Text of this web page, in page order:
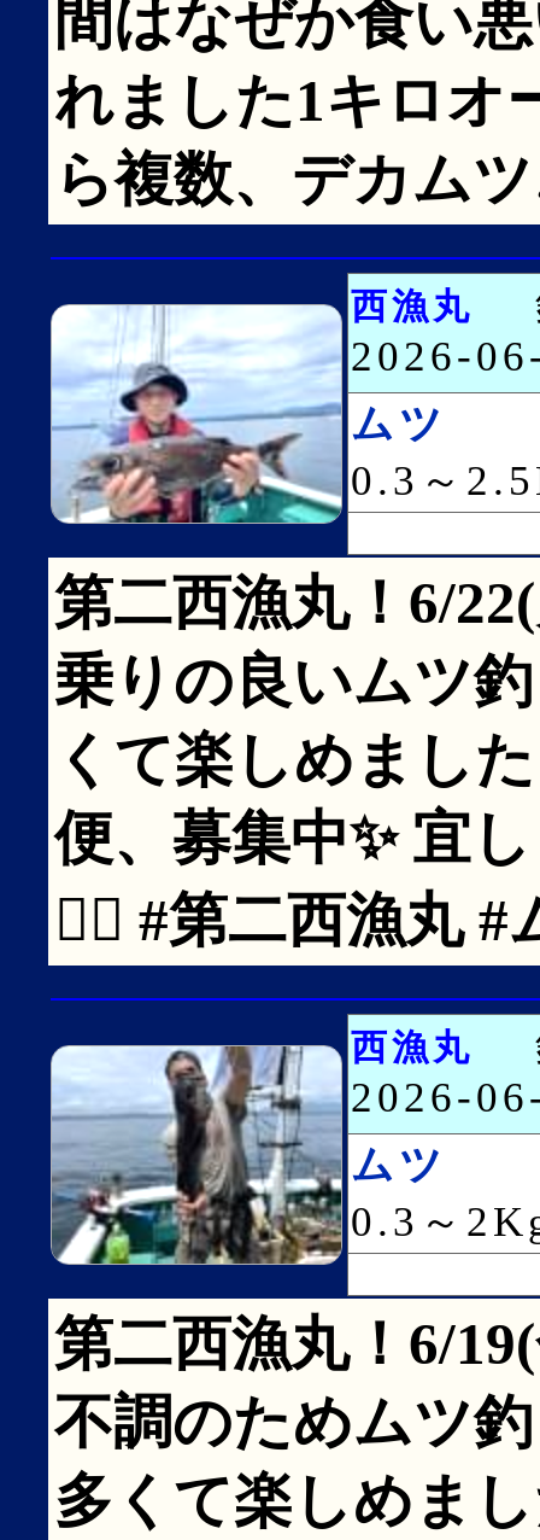
間はなぜか食い
れました1キロオ
ら複数、デカム
西漁丸
2026-
ムツ
0.3～
第二西漁丸！6/
乗りの良いムツ
くて楽しめまし
便、募集中✨ 宜
🙇‍♂️ #第二西漁丸 #
西漁丸
2026-
ムツ
0.3～
第二西漁丸！6/
不調のためムツ
多くて楽しめま